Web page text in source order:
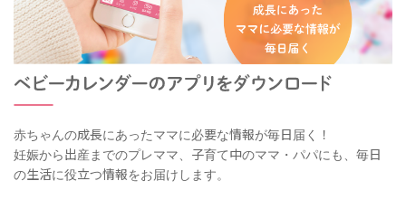
赤ちゃんの成長にあったママに必要な情報が毎日届く！
妊娠から出産までのプレママ、子育て中のママ・パパにも、毎日
の生活に役立つ情報をお届けします。